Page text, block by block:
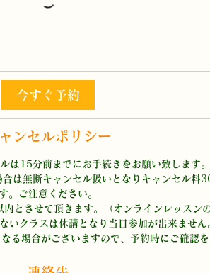
今すぐ予約
ンセルポリシー
は15分前までにお手続きをお願い致します。
は無断キャンセル扱いとなりキャンセル料
す。ご注意ください。
とさせて頂きます。（オンラインレッスン
いクラスは休講となり当日参加が出来ません